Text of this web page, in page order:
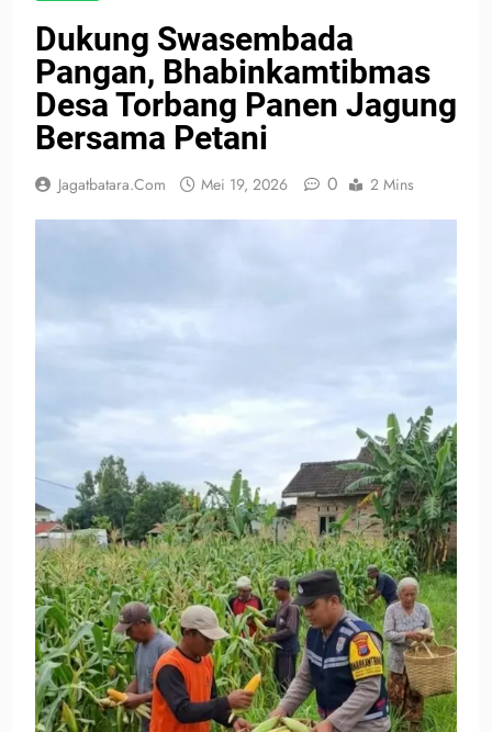
Dukung Swasembada
Pangan, Bhabinkamtibmas
Desa Torbang Panen Jagung
Bersama Petani
Jagatbatara.com Mei 19, 2026 0 2 Mins